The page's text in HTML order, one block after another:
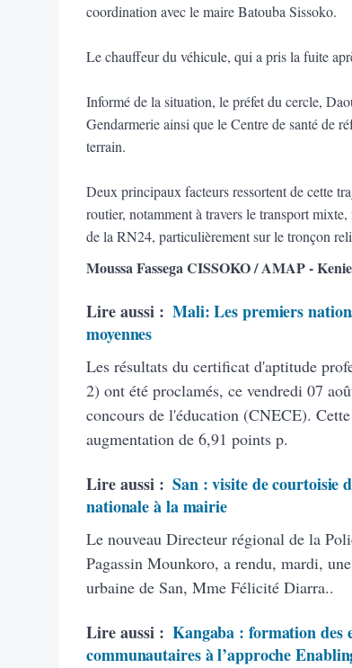
coordination avec le maire Batouba Sissoko.
Le chauffeur du véhicule, qui a pris la fuite
Informé de la situation, le préfet du cercle,
Gendarmerie ainsi que le Centre de santé de
terrain.
Deux principaux facteurs ressortent de cette
routier, notamment à travers le transport
de la RN24, particulièrement sur le tronçon
Moussa Fassega CISSOKO / AMAP -
Lire aussi : Mali: Les premiers
moyennes
Les résultats du certificat d'aptitude
2) ont été proclamés, ce vendredi 07
concours de l'éducation (CNECE).
augmentation de 6,91 points p.
Lire aussi : San : visite de courtoisie
nationale à la mairie
Le nouveau Directeur régional de la
Pagassin Mounkoro, a rendu, mardi,
urbaine de San, Mme Félicité Diarra..
Lire aussi : Kangaba : formation des
communautaires à l’approche